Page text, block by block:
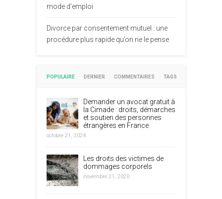
mode d’emploi
Divorce par consentement mutuel : une
procédure plus rapide qu’on ne le pense
POPULAIRE DERNIER COMMENTAIRES TAGS
Demander un avocat gratuit à
la Cimade : droits, démarches
et soutien des personnes
étrangères en France
octobre 21, 2024
Les droits des victimes de
dommages corporels
novembre 21, 2020